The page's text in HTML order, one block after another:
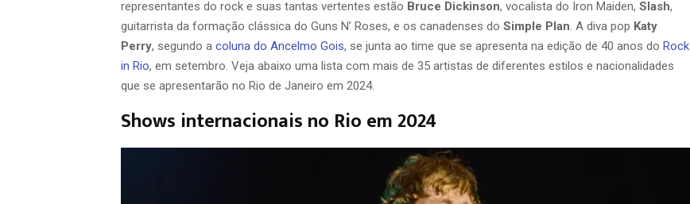
representantes do rock e suas tantas vertentes estão Bruce Dickinson, vocalista do Iron Maiden, Slash,
guitarrista da formação clássica do Guns N’ Roses, e os canadenses do Simple Plan . A diva pop Katy
Perry, segundo a coluna do Ancelmo Gois, se junta ao time que se apresenta na edição de 40 anos do Rock
in Rio, em setembro. Veja abaixo uma lista com mais de 35 artistas de diferentes estilos e nacionalidades
que se apresentarão no Rio de Janeiro em 2024.
Shows internacionais no Rio em 2024